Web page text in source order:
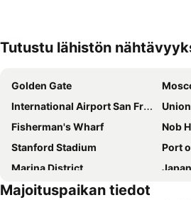
Tutustu lähistön
Golden Gate
International Airport San Francisco
Fisherman's Wharf
Nob
Stanford Stadium
Port
Marina District
Mission Bay
Majoituspaikan tiedot